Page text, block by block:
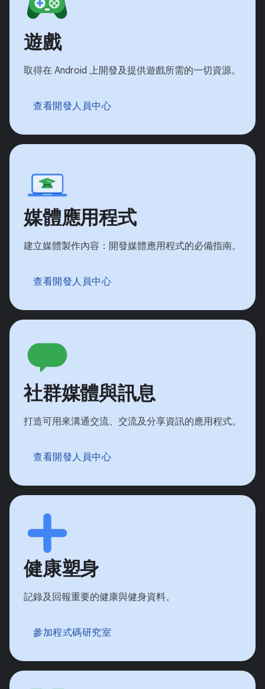
遊戲
取得在 Android 上開發及提供遊戲所需的一切資源。
查看開發人員中心
媒體應用程式
建立媒體製作內容：開發媒體應用程式的必備指南。
查看開發人員中心
社群媒體與訊息
打造可用來溝通交流、交流及分享資訊的應用程式。
查看開發人員中心
健康塑身
記錄及回報重要的健康與健身資料。
參加程式碼研究室